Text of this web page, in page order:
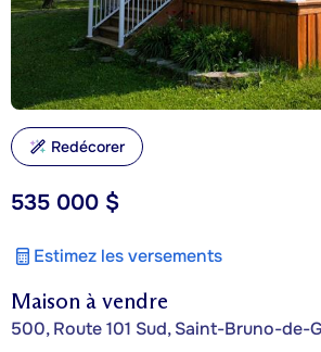
Maison à vendre
500, Route 101 Sud, Saint-Bruno-de-
535 000 $
Estimez les versements
Redécorer